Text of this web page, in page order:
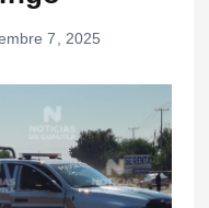
7, 2025